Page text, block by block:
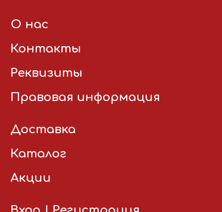
О нас
Контакты
Реквизиты
Правовая информация
Доставка
Каталог
Акции